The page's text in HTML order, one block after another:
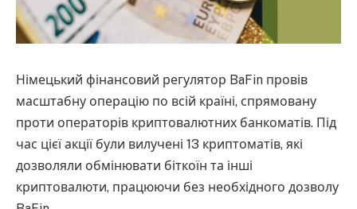
Німецький фінансовий регулятор BaFin провів
масштабну операцію по всій країні, спрямовану
проти операторів криптовалютних банкоматів. Під
час цієї акції були вилучені 13 криптоматів, які
дозволяли обмінювати біткоїн та інші
криптовалюти, працюючи без необхідного дозволу